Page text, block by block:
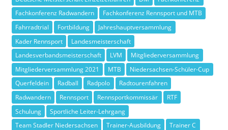
Fachkonferenz Radwandern
Fachkonferenz Rennsport und MTB
Fahrradtrial
Fortbildung
Jahreshauptversammlung
Kader Rennsport
Landesmeisterschaft
Landesverbandsmeisterschaft
LVM
Mitgliederversammlung
Mitgliederversammlung 2021
MTB
Niedersachsen-Schüler-Cup
Querfeldein
Radball Radpolo
Radtourenfahren
Radwandern
Rennsport Rennsportkommissär
RTF
Schulung
Sportliche Leiter-Lehrgang
Team Stadler Niedersachsen
Trainer-Ausbildung
Trainer C